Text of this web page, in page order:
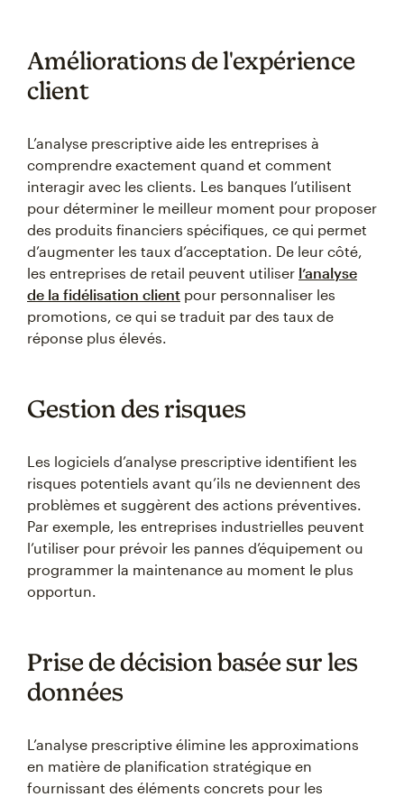
Améliorations de l'expérience
client
L’analyse prescriptive aide les entreprises à
comprendre exactement quand et comment
interagir avec les clients. Les banques l’utilisent
pour déterminer le meilleur moment pour proposer
des produits financiers spécifiques, ce qui permet
d’augmenter les taux d’acceptation. De leur côté,
les entreprises de retail peuvent utiliser l’analyse
de la fidélisation client pour personnaliser les
promotions, ce qui se traduit par des taux de
réponse plus élevés.
Gestion des risques
Les logiciels d’analyse prescriptive identifient les
risques potentiels avant qu’ils ne deviennent des
problèmes et suggèrent des actions préventives.
Par exemple, les entreprises industrielles peuvent
l’utiliser pour prévoir les pannes d’équipement ou
programmer la maintenance au moment le plus
opportun.
Prise de décision basée sur les
données
L’analyse prescriptive élimine les approximations
en matière de planification stratégique en
fournissant des éléments concrets pour les